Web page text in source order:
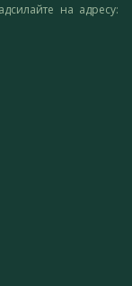
на адресу: